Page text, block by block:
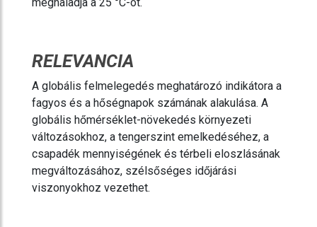
meghaladja a 25 °C-ot.
RELEVANCIA
A globális felmelegedés meghatározó indikátora a
fagyos és a hőségnapok számának alakulása. A
globális hőmérséklet-növekedés környezeti
változásokhoz, a tengerszint emelkedéséhez, a
csapadék mennyiségének és térbeli eloszlásának
megváltozásához, szélsőséges időjárási
viszonyokhoz vezethet.